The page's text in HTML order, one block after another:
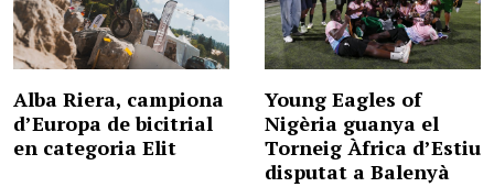
Alba Riera, campiona
d’Europa de bicitrial
en categoria Elit
Young Eagles of
Nigèria guanya el
Torneig Àfrica d’Estiu
disputat a Balenyà